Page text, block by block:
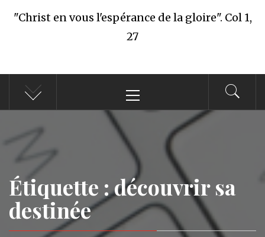
"Christ en vous l'espérance de la gloire". Col 1,
27
principal
Étiquette : découvrir sa
destinée